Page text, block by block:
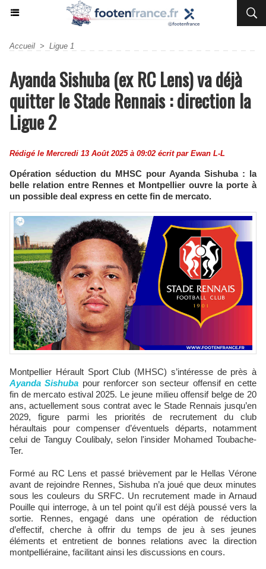
Accueil > Ligue 1
Ayanda Sishuba (ex RC Lens) va déjà
quitter le Stade Rennais : direction la
Ligue 2
Rédigé le Mercredi 13 Août 2025 à 09:02 écrit par Ewan L-L
Opération séduction du MHSC pour Ayanda Sishuba : la
belle relation entre Rennes et Montpellier ouvre la porte à
un possible deal express en cette fin de mercato.
Montpellier Hérault Sport Club (MHSC) s’intéresse de près à
Ayanda Sishuba pour renforcer son secteur offensif en cette
fin de mercato estival 2025. Le jeune milieu offensif belge de 20
ans, actuellement sous contrat avec le Stade Rennais jusqu’en
2029, figure parmi les priorités de recrutement du club
héraultais pour compenser d’éventuels départs, notamment
celui de Tanguy Coulibaly, selon l'insider Mohamed Toubache-
Ter.
Formé au RC Lens et passé brièvement par le Hellas Vérone
avant de rejoindre Rennes, Sishuba n’a joué que deux minutes
sous les couleurs du SRFC. Un recrutement made in Arnaud
Pouille qui interroge, à un tel point qu'il est déjà poussé vers la
sortie. Rennes, engagé dans une opération de réduction
d’effectif, cherche à offrir du temps de jeu à ses jeunes
éléments et entretient de bonnes relations avec la direction
montpelliéraine, facilitant ainsi les discussions en cours.